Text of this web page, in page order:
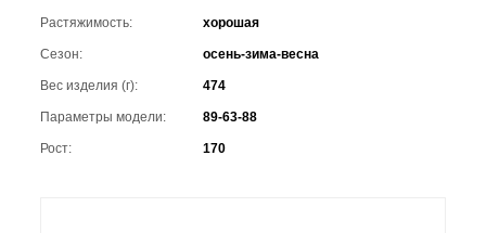
Растяжимость: хорошая
Сезон: осень-зима-весна
Вес изделия (г): 474
Параметры модели: 89-63-88
Рост: 170